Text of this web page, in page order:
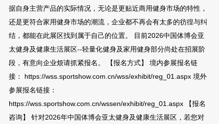
据自身主营产品的实际情况，无论是更贴近商用健身市场的特性，
还是更符合家用健身市场的潮流，企业都不再会有太多的彷徨与纠
结，都能在此展区找到属于自己的位置。 目前2026中国体博会亚
太健身及健康生活展区--轻量化健身及家用健身部分尚处在招展阶
段，有意向企业烦请抓紧报名。 【报名方式】 境内参展报名链
接： https://wss.sportshow.com.cn/wss/exhibit/reg_01.aspx 境外
参展报名链接：
https://wss.sportshow.com.cn/wssen/exhibit/reg_01.aspx 【报名
咨询】 针对2026年中国体博会亚太健身及健康生活展区，若您对